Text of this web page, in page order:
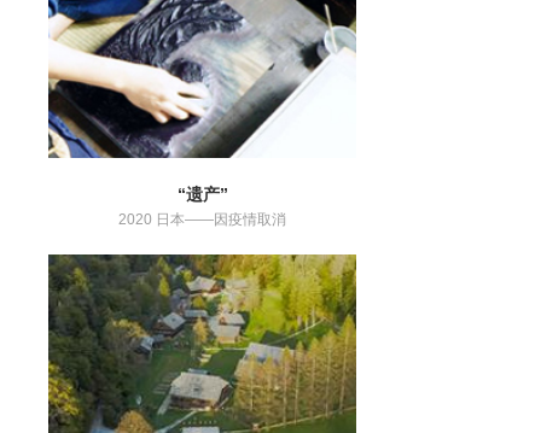
“遗产”
2020 日本——因疫情取消